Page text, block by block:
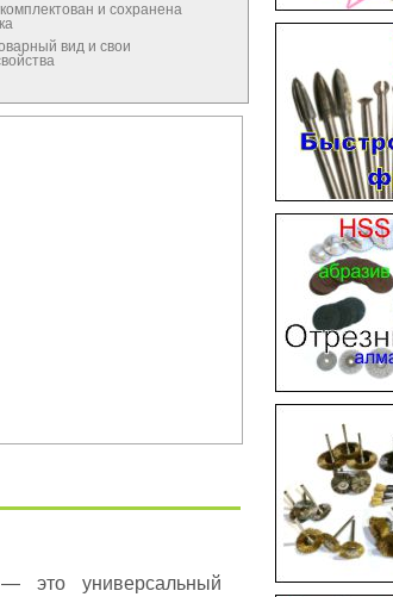
и сохранена
вид и свои
— это универсальный